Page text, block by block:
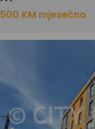
500 KM mjesečno